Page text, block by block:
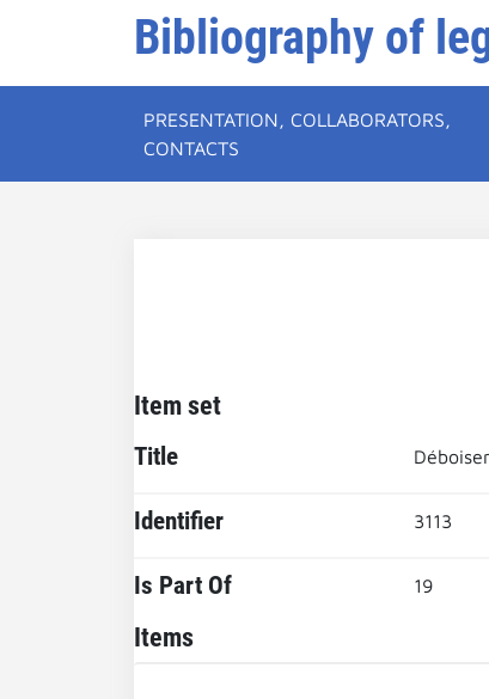
Bibliography of
PRESENTATION, COLLABORATORS,
CONTACTS
Item set
Title
Identifier 3113
Is Part Of 19
Items